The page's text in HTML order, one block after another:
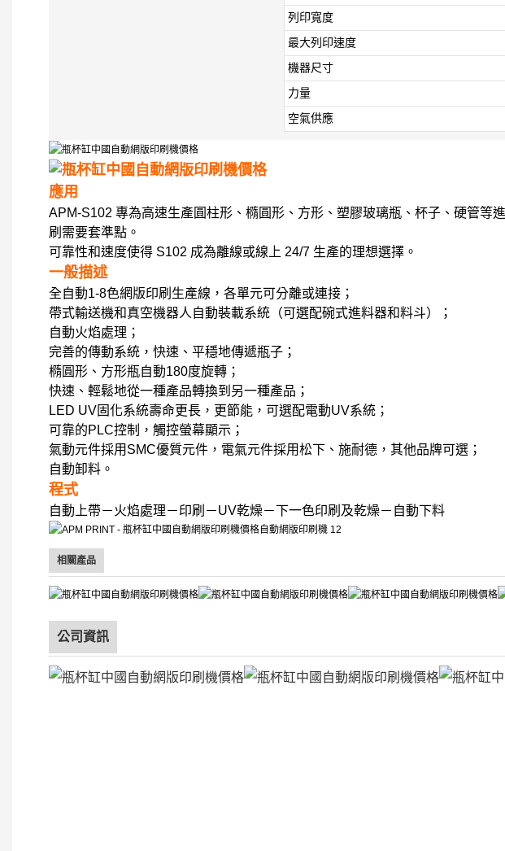
列印寬度
最大列印速度
機器尺寸
力量
空氣供應
應用
APM-S102 專為高速生產圓柱形、橢圓形、方形、塑膠玻璃瓶、杯子、硬管
刷需要套準點。
可靠性和速度使得 S102 成為離線或線上 24/7 生產的理想選擇。
一般描述
全自動1-8色網版印刷生產線，各單元可分離或連接；
帶式輸送機和真空機器人自動裝載系統（可選配碗式進料器和料斗）；
自動火焰處理；
完善的傳動系統，快速、平穩地傳遞瓶子；
橢圓形、方形瓶自動180度旋轉；
快速、輕鬆地從一種產品轉換到另一種產品；
LED UV固化系統壽命更長，更節能，可選配電動UV系統；
可靠的PLC控制，觸控螢幕顯示；
氣動元件採用SMC優質元件，電氣元件採用松下、施耐德，其他品牌可選；
自動卸料。
程式
自動上帶－火焰處理－印刷－UV乾燥－下一色印刷及乾燥－自動下料
相關產品
公司資訊